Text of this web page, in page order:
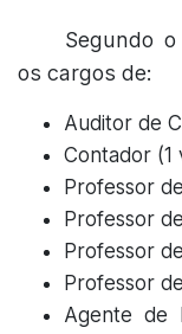
Segundo
os cargos de:
Auditor de
Contador (1
Professor
Professor
Professor
Professor
Agente de